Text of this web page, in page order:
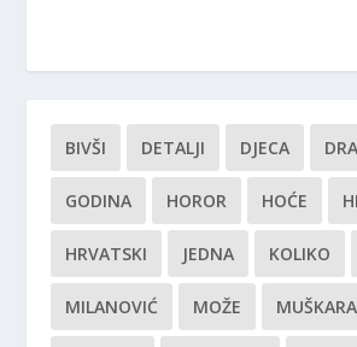
BIVŠI DETALJI DJECA
GODINA HOROR HOĆE
HRVATSKI JEDNA KOLIKO
MILANOVIĆ MOŽE